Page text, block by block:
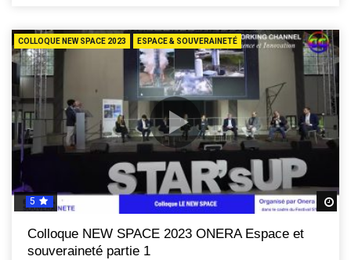
COLLOQUE NEW SPACE 2023 ESPACE & SOUVERAINETÉ
5
Colloque NEW SPACE 2023 ONERA Espace et
souveraineté partie 1